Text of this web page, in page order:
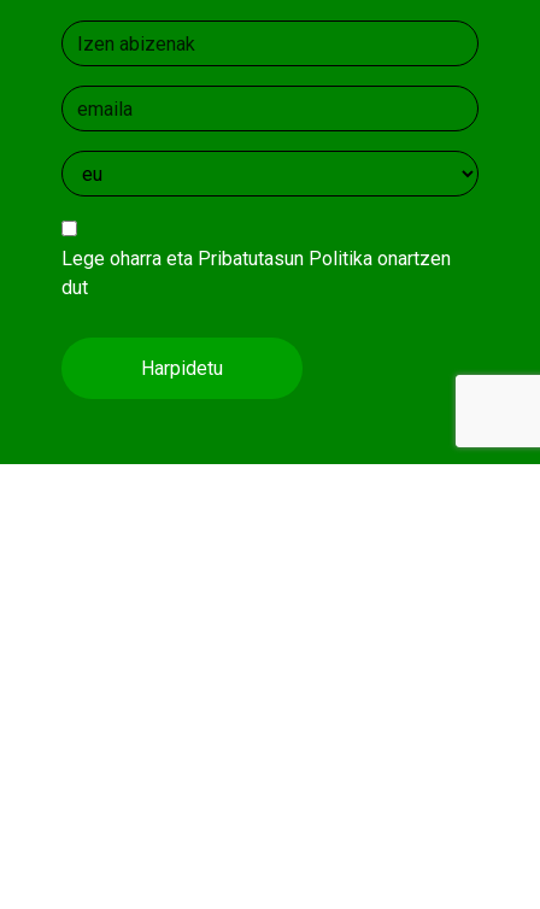
Lege oharraeta Pribatutasun Politikaonartzen
dut